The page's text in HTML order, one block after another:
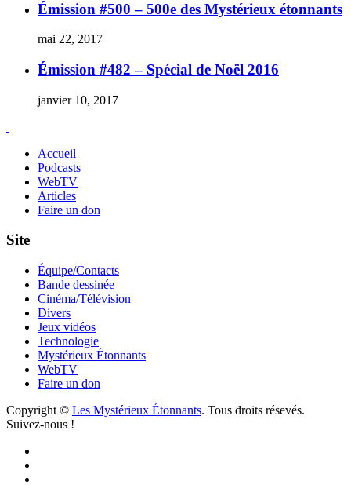
Émission #500 – 500e des Mystérieux étonnants
mai 22, 2017
Émission #482 – Spécial de Noël 2016
janvier 10, 2017
Accueil
Podcasts
WebTV
Articles
Faire un don
Site
Équipe/Contacts
Bande dessinée
Cinéma/Télévision
Divers
Jeux vidéos
Technologie
Mystérieux Étonnants
WebTV
Faire un don
Copyright © Les Mystérieux Étonnants. Tous droits résevés.
Suivez-nous !